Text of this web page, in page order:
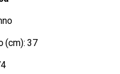
(cm): 37